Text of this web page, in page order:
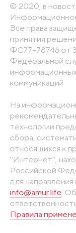
© 2020, в
Все права
принятия
ФС77-78746 от
Федеральной
коммуникаций
На
технологии
сбора,
относящихся к
"Интернет",
Российской
для
info@amur.life .
Правила